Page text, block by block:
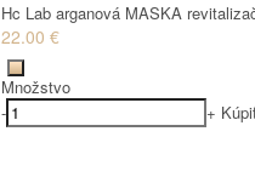
Hc Lab arganová MASKA
22.00 €
Množstvo
-
+